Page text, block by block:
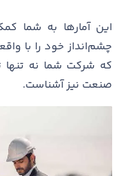
این آمارها به شما
چشم‌انداز خود را با
که شرکت شما نه تنها
صنعت نیز آشناست.